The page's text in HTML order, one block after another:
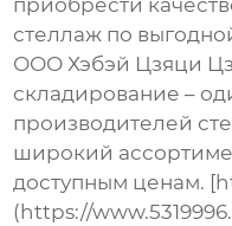
приобрести
стеллаж по
ООО Хэбэй Цзяци
складирование –
производителей
широкий
доступным ценам.
(https://